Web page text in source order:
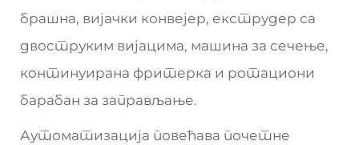
брашна, вијачки конвејер, екструдер са
двоструким вијацима, машина за сечење,
континуирана фритерка и ротациони
барабан за заправљање.
Аутоматизација повећава почетне